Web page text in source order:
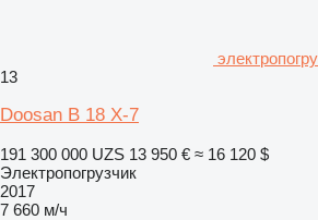
13
Doosan B 18 X-7
191 300 000 UZS 13 950 € ≈ 16 120 $
Электропогрузчик
2017
7 660 м/ч